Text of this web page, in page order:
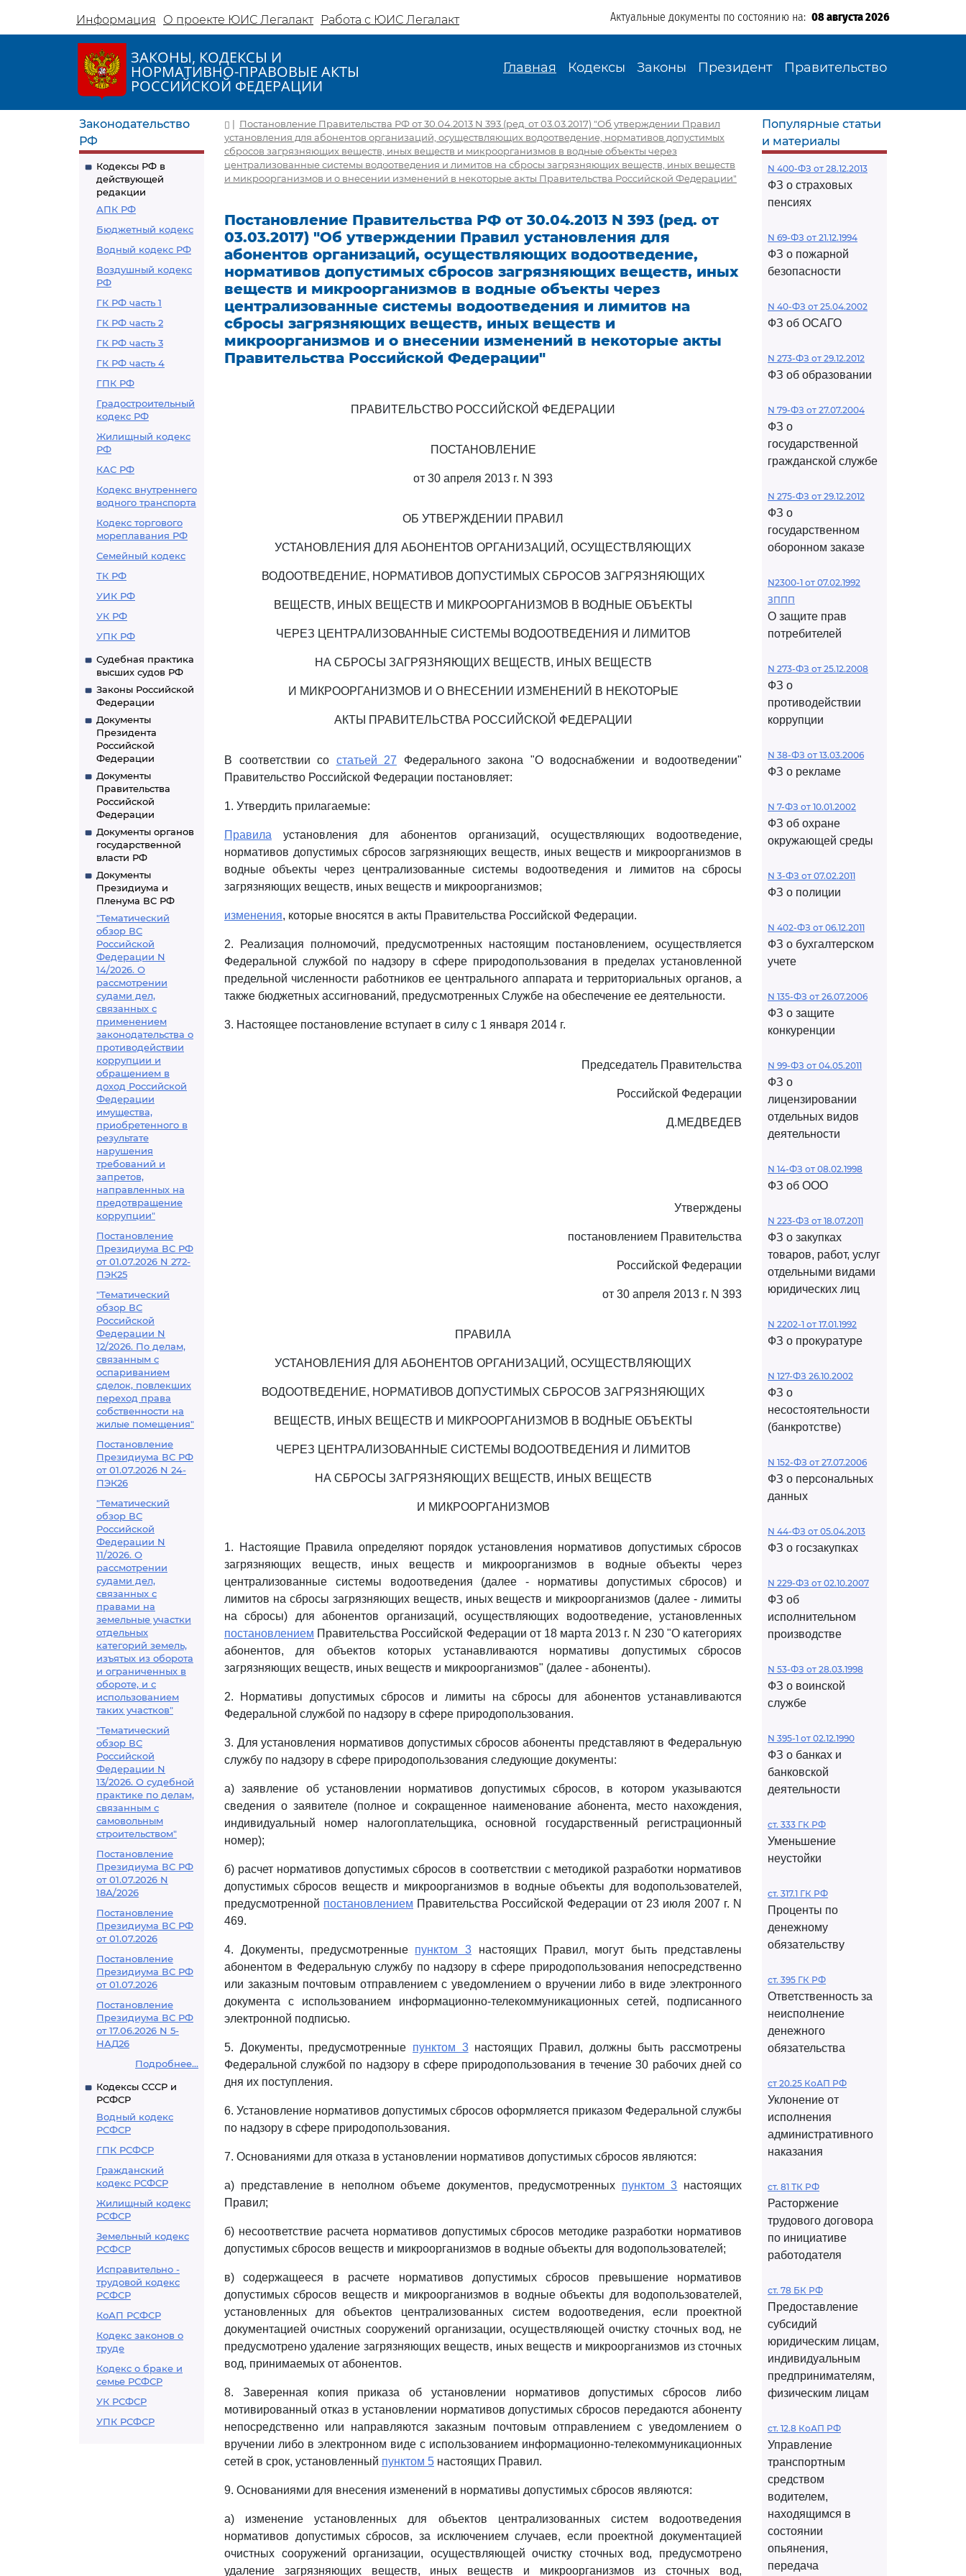
Информация О проекте ЮИС Легалакт Работа с ЮИС Легалакт Актуальные документы по состоянию на: 08 августа 2026
ЗАКОНЫ, КОДЕКСЫ И
НОРМАТИВНО-ПРАВОВЫЕ АКТЫ
РОССИЙСКОЙ ФЕДЕРАЦИИ
Главная Кодексы Законы Президент Правительство
Законодательство
РФ
Кодексы РФ в
действующей
редакции
АПК РФ
Бюджетный кодекс
Водный кодекс РФ
Воздушный кодекс
РФ
ГК РФ часть 1
ГК РФ часть 2
ГК РФ часть 3
ГК РФ часть 4
ГПК РФ
Градостроительный
кодекс РФ
Жилищный кодекс
РФ
КАС РФ
Кодекс внутреннего
водного транспорта
Кодекс торгового
мореплавания РФ
Семейный кодекс
ТК РФ
УИК РФ
УК РФ
УПК РФ
Судебная практика
высших судов РФ
Законы Российской
Федерации
Документы
Президента
Российской
Федерации
Документы
Правительства
Российской
Федерации
Документы органов
государственной
власти РФ
Документы
Президиума и
Пленума ВС РФ
"Тематический
обзор ВС
Российской
Федерации N
14/2026. О
рассмотрении
судами дел,
связанных с
применением
законодательства о
противодействии
коррупции и
обращением в
доход Российской
Федерации
имущества,
приобретенного в
результате
нарушения
требований и
запретов,
направленных на
предотвращение
коррупции"
Постановление
Президиума ВС РФ
от 01.07.2026 N 272-
ПЭК25
"Тематический
обзор ВС
Российской
Федерации N
12/2026. По делам,
связанным с
оспариванием
сделок, повлекших
переход права
собственности на
жилые помещения"
Постановление
Президиума ВС РФ
от 01.07.2026 N 24-
ПЭК26
"Тематический
обзор ВС
Российской
Федерации N
11/2026. О
рассмотрении
судами дел,
связанных с
правами на
земельные участки
отдельных
категорий земель,
изъятых из оборота
и ограниченных в
обороте, и с
использованием
таких участков"
"Тематический
обзор ВС
Российской
Федерации N
13/2026. О судебной
практике по делам,
связанным с
самовольным
строительством"
Постановление
Президиума ВС РФ
от 01.07.2026 N
18А/2026
Постановление
Президиума ВС РФ
от 01.07.2026
Постановление
Президиума ВС РФ
от 01.07.2026
Постановление
Президиума ВС РФ
от 17.06.2026 N 5-
НАД26
Подробнее...
Кодексы СССР и
РСФСР
Водный кодекс
РСФСР
ГПК РСФСР
Гражданский
кодекс РСФСР
Жилищный кодекс
РСФСР
Земельный кодекс
РСФСР
Исправительно -
трудовой кодекс
РСФСР
КоАП РСФСР
Кодекс законов о
труде
Кодекс о браке и
семье РСФСР
УК РСФСР
УПК РСФСР
| Постановление Правительства РФ от 30.04.2013 N 393 (ред. от 03.03.2017) "Об утверждении Правил
установления для абонентов организаций, осуществляющих водоотведение, нормативов допустимых
сбросов загрязняющих веществ, иных веществ и микроорганизмов в водные объекты через
централизованные системы водоотведения и лимитов на сбросы загрязняющих веществ, иных веществ
и микроорганизмов и о внесении изменений в некоторые акты Правительства Российской Федерации"
Постановление Правительства РФ от 30.04.2013 N 393 (ред. от
03.03.2017) "Об утверждении Правил установления для
абонентов организаций, осуществляющих водоотведение,
нормативов допустимых сбросов загрязняющих веществ, иных
веществ и микроорганизмов в водные объекты через
централизованные системы водоотведения и лимитов на
сбросы загрязняющих веществ, иных веществ и
микроорганизмов и о внесении изменений в некоторые акты
Правительства Российской Федерации"
ПРАВИТЕЛЬСТВО РОССИЙСКОЙ ФЕДЕРАЦИИ
ПОСТАНОВЛЕНИЕ
от 30 апреля 2013 г. N 393
ОБ УТВЕРЖДЕНИИ ПРАВИЛ
УСТАНОВЛЕНИЯ ДЛЯ АБОНЕНТОВ ОРГАНИЗАЦИЙ, ОСУЩЕСТВЛЯЮЩИХ
ВОДООТВЕДЕНИЕ, НОРМАТИВОВ ДОПУСТИМЫХ СБРОСОВ ЗАГРЯЗНЯЮЩИХ
ВЕЩЕСТВ, ИНЫХ ВЕЩЕСТВ И МИКРООРГАНИЗМОВ В ВОДНЫЕ ОБЪЕКТЫ
ЧЕРЕЗ ЦЕНТРАЛИЗОВАННЫЕ СИСТЕМЫ ВОДООТВЕДЕНИЯ И ЛИМИТОВ
НА СБРОСЫ ЗАГРЯЗНЯЮЩИХ ВЕЩЕСТВ, ИНЫХ ВЕЩЕСТВ
И МИКРООРГАНИЗМОВ И О ВНЕСЕНИИ ИЗМЕНЕНИЙ В НЕКОТОРЫЕ
АКТЫ ПРАВИТЕЛЬСТВА РОССИЙСКОЙ ФЕДЕРАЦИИ
В соответствии со статьей 27 Федерального закона "О водоснабжении и водоотведении"
Правительство Российской Федерации постановляет:
1. Утвердить прилагаемые:
Правила установления для абонентов организаций, осуществляющих водоотведение,
нормативов допустимых сбросов загрязняющих веществ, иных веществ и микроорганизмов в
водные объекты через централизованные системы водоотведения и лимитов на сбросы
загрязняющих веществ, иных веществ и микроорганизмов;
изменения, которые вносятся в акты Правительства Российской Федерации.
2. Реализация полномочий, предусмотренных настоящим постановлением, осуществляется
Федеральной службой по надзору в сфере природопользования в пределах установленной
предельной численности работников ее центрального аппарата и территориальных органов, а
также бюджетных ассигнований, предусмотренных Службе на обеспечение ее деятельности.
3. Настоящее постановление вступает в силу с 1 января 2014 г.
Председатель Правительства
Российской Федерации
Д.МЕДВЕДЕВ
Утверждены
постановлением Правительства
Российской Федерации
от 30 апреля 2013 г. N 393
ПРАВИЛА
УСТАНОВЛЕНИЯ ДЛЯ АБОНЕНТОВ ОРГАНИЗАЦИЙ, ОСУЩЕСТВЛЯЮЩИХ
ВОДООТВЕДЕНИЕ, НОРМАТИВОВ ДОПУСТИМЫХ СБРОСОВ ЗАГРЯЗНЯЮЩИХ
ВЕЩЕСТВ, ИНЫХ ВЕЩЕСТВ И МИКРООРГАНИЗМОВ В ВОДНЫЕ ОБЪЕКТЫ
ЧЕРЕЗ ЦЕНТРАЛИЗОВАННЫЕ СИСТЕМЫ ВОДООТВЕДЕНИЯ И ЛИМИТОВ
НА СБРОСЫ ЗАГРЯЗНЯЮЩИХ ВЕЩЕСТВ, ИНЫХ ВЕЩЕСТВ
И МИКРООРГАНИЗМОВ
1. Настоящие Правила определяют порядок установления нормативов допустимых сбросов
загрязняющих веществ, иных веществ и микроорганизмов в водные объекты через
централизованные системы водоотведения (далее - нормативы допустимых сбросов) и
лимитов на сбросы загрязняющих веществ, иных веществ и микроорганизмов (далее - лимиты
на сбросы) для абонентов организаций, осуществляющих водоотведение, установленных
постановлением Правительства Российской Федерации от 18 марта 2013 г. N 230 "О категориях
абонентов, для объектов которых устанавливаются нормативы допустимых сбросов
загрязняющих веществ, иных веществ и микроорганизмов" (далее - абоненты).
2. Нормативы допустимых сбросов и лимиты на сбросы для абонентов устанавливаются
Федеральной службой по надзору в сфере природопользования.
3. Для установления нормативов допустимых сбросов абоненты представляют в Федеральную
службу по надзору в сфере природопользования следующие документы:
а) заявление об установлении нормативов допустимых сбросов, в котором указываются
сведения о заявителе (полное и сокращенное наименование абонента, место нахождения,
индивидуальный номер налогоплательщика, основной государственный регистрационный
номер);
б) расчет нормативов допустимых сбросов в соответствии с методикой разработки нормативов
допустимых сбросов веществ и микроорганизмов в водные объекты для водопользователей,
предусмотренной постановлением Правительства Российской Федерации от 23 июля 2007 г. N
469.
4. Документы, предусмотренные пунктом 3 настоящих Правил, могут быть представлены
абонентом в Федеральную службу по надзору в сфере природопользования непосредственно
или заказным почтовым отправлением с уведомлением о вручении либо в виде электронного
документа с использованием информационно-телекоммуникационных сетей, подписанного
электронной подписью.
5. Документы, предусмотренные пунктом 3настоящих Правил, должны быть рассмотрены
Федеральной службой по надзору в сфере природопользования в течение 30 рабочих дней со
дня их поступления.
6. Установление нормативов допустимых сбросов оформляется приказом Федеральной службы
по надзору в сфере природопользования.
7. Основаниями для отказа в установлении нормативов допустимых сбросов являются:
а) представление в неполном объеме документов, предусмотренных пунктом 3 настоящих
Правил;
б) несоответствие расчета нормативов допустимых сбросов методике разработки нормативов
допустимых сбросов веществ и микроорганизмов в водные объекты для водопользователей;
в) содержащееся в расчете нормативов допустимых сбросов превышение нормативов
допустимых сбросов веществ и микроорганизмов в водные объекты для водопользователей,
установленных для объектов централизованных систем водоотведения, если проектной
документацией очистных сооружений организации, осуществляющей очистку сточных вод, не
предусмотрено удаление загрязняющих веществ, иных веществ и микроорганизмов из сточных
вод, принимаемых от абонентов.
8. Заверенная копия приказа об установлении нормативов допустимых сбросов либо
мотивированный отказ в установлении нормативов допустимых сбросов передаются абоненту
непосредственно или направляются заказным почтовым отправлением с уведомлением о
вручении либо в электронном виде с использованием информационно-телекоммуникационных
сетей в срок, установленный пунктом 5 настоящих Правил.
9. Основаниями для внесения изменений в нормативы допустимых сбросов являются:
а) изменение установленных для объектов централизованных систем водоотведения
нормативов допустимых сбросов, за исключением случаев, если проектной документацией
очистных сооружений организации, осуществляющей очистку сточных вод, предусмотрено
удаление загрязняющих веществ, иных веществ и микроорганизмов из сточных вод,
Популярные статьи
и материалы
N 400-ФЗ от 28.12.2013
ФЗ о страховых
пенсиях
N 69-ФЗ от 21.12.1994
ФЗ о пожарной
безопасности
N 40-ФЗ от 25.04.2002
ФЗ об ОСАГО
N 273-ФЗ от 29.12.2012
ФЗ об образовании
N 79-ФЗ от 27.07.2004
ФЗ о
государственной
гражданской службе
N 275-ФЗ от 29.12.2012
ФЗ о
государственном
оборонном заказе
N2300-1 от 07.02.1992
ЗППП
О защите прав
потребителей
N 273-ФЗ от 25.12.2008
ФЗ о
противодействии
коррупции
N 38-ФЗ от 13.03.2006
ФЗ о рекламе
N 7-ФЗ от 10.01.2002
ФЗ об охране
окружающей среды
N 3-ФЗ от 07.02.2011
ФЗ о полиции
N 402-ФЗ от 06.12.2011
ФЗ о бухгалтерском
учете
N 135-ФЗ от 26.07.2006
ФЗ о защите
конкуренции
N 99-ФЗ от 04.05.2011
ФЗ о
лицензировании
отдельных видов
деятельности
N 14-ФЗ от 08.02.1998
ФЗ об ООО
N 223-ФЗ от 18.07.2011
ФЗ о закупках
товаров, работ, услуг
отдельными видами
юридических лиц
N 2202-1 от 17.01.1992
ФЗ о прокуратуре
N 127-ФЗ 26.10.2002
ФЗ о
несостоятельности
(банкротстве)
N 152-ФЗ от 27.07.2006
ФЗ о персональных
данных
N 44-ФЗ от 05.04.2013
ФЗ о госзакупках
N 229-ФЗ от 02.10.2007
ФЗ об
исполнительном
производстве
N 53-ФЗ от 28.03.1998
ФЗ о воинской
службе
N 395-1 от 02.12.1990
ФЗ о банках и
банковской
деятельности
ст. 333 ГК РФ
Уменьшение
неустойки
ст. 317.1 ГК РФ
Проценты по
денежному
обязательству
ст. 395 ГК РФ
Ответственность за
неисполнение
денежного
обязательства
ст 20.25 КоАП РФ
Уклонение от
исполнения
административного
наказания
ст. 81 ТК РФ
Расторжение
трудового договора
по инициативе
работодателя
ст. 78 БК РФ
Предоставление
субсидий
юридическим лицам,
индивидуальным
предпринимателям,
физическим лицам
ст. 12.8 КоАП РФ
Управление
транспортным
средством
водителем,
находящимся в
состоянии
опьянения,
передача